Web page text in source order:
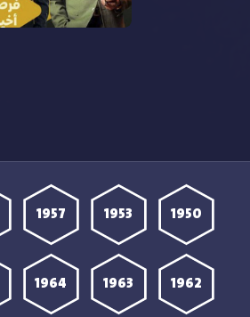
1950
1953
1957
1962
1963
1964